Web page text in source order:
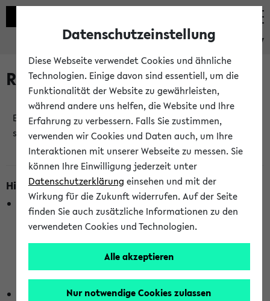
eKVV
Raumänderungen
Es wurden keine Raumänderungen an jetzt
stattfindenden Veranstaltungen gefunden!
Hinweise zur Liste der Raumänderungen
In dieser Liste werden nur Veranstaltungstermine
berücksichtigt, die gerade oder innerhalb der nächsten 2
Stunden stattfinden. Berücksichtigt werden nur Termine,
wurden. Die Anzeige ist semesterübergreifend und nicht
abhängig vom im eKVV gewählten Semester.
Die hier gezeigte Liste von Raumänderungen kann nur
Datenschutzeinstellung
Diese Webseite verwendet Cookies und ähnliche
Technologien. Einige davon sind essentiell, um die
Funktionalität der Website zu gewährleisten,
während andere uns helfen, die Website und Ihre
Erfahrung zu verbessern. Falls Sie zustimmen,
verwenden wir Cookies und Daten auch, um Ihre
Interaktionen mit unserer Webseite zu messen. Sie
können Ihre Einwilligung jederzeit unter
Datenschutzerklärung einsehen und mit der
Wirkung für die Zukunft widerrufen. Auf der Seite
finden Sie auch zusätzliche Informationen zu den
verwendeten Cookies und Technologien.
Alle akzeptieren
Nur notwendige Cookies zulassen